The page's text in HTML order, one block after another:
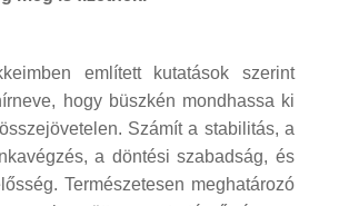
említett kutatások szerint
hogy büszkén mondhassa ki
Számít a stabilitás, a
a döntési szabadság, és
Természetesen meghatározó